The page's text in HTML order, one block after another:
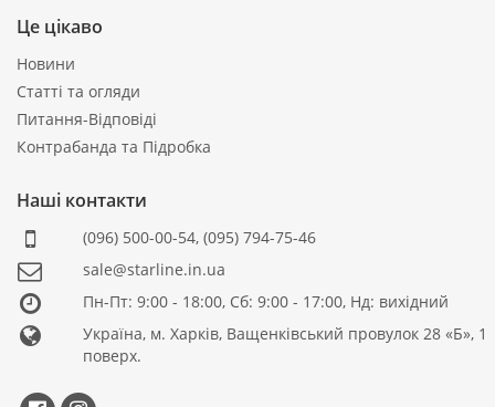
Це цікаво
Новини
Статті та огляди
Питання-Відповіді
Контрабанда та Підробка
Наші контакти
(096) 500-00-54, (095) 794-75-46
sale@starline.in.ua
Пн-Пт: 9:00 - 18:00, Сб: 9:00 - 17:00, Нд: вихідний
Україна, м. Харків, Ващенківський провулок 28 «Б», 1
поверх.